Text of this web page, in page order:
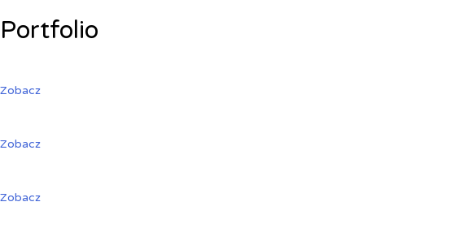
Portfolio
Zobacz
Zobacz
Zobacz